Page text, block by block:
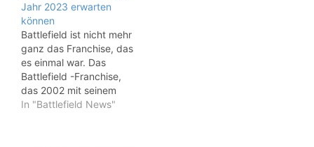
Jahr 2023 erwarten
können
Battlefield ist nicht mehr
ganz das Franchise, das
es einmal war. Das
Battlefield -Franchise,
das 2002 mit seinem
Debüttitel Battlefield
In "Battlefield News"